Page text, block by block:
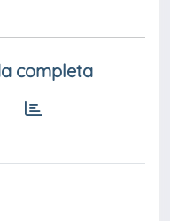
completa